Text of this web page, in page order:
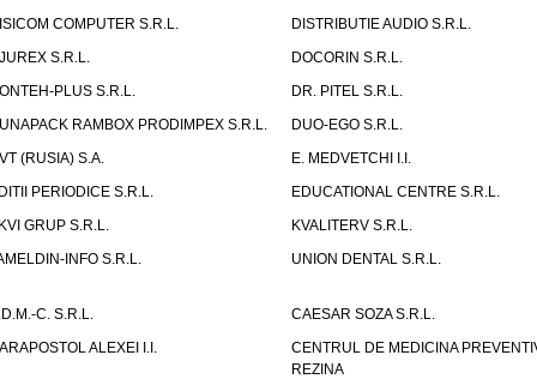
COMPUTER S.R.L.
DISTRIBUTIE AUDIO S.R.L.
S.R.L.
DOCORIN S.R.L.
PLUS S.R.L.
DR. PITEL S.R.L.
RAMBOX PRODIMPEX S.R.L.
DUO-EGO S.R.L.
(RUSIA) S.A.
E. MEDVETCHI I.I.
PERIODICE S.R.L.
EDUCATIONAL CENTRE S.R.L.
GRUP S.R.L.
KVALITERV S.R.L.
INFO S.R.L.
UNION DENTAL S.R.L.
C. S.R.L.
CAESAR SOZA S.R.L.
ALEXEI I.I.
CENTRUL DE MEDICINA
REZINA